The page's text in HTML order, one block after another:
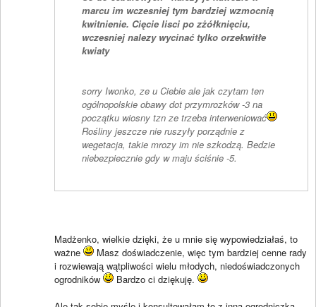
marcu im wczesniej tym bardziej wzmocnią
kwitnienie. Cięcie lisci po zżółknięciu,
wczesniej nalezy wycinać tylko orzekwitłe
kwiaty
sorry Iwonko, ze u Ciebie ale jak czytam ten
ogólnopolskie obawy dot przymrozków -3 na
początku wiosny tzn ze trzeba interweniować
Rośliny jeszcze nie ruszyły porządnie z
wegetacja, takie mrozy im nie szkodzą. Bedzie
niebezpiecznie gdy w maju ściśnie -5.
Madżenko, wielkie dzięki, że u mnie się wypowiedziałaś, to
ważne
Masz doświadczenie, więc tym bardziej cenne rady
i rozwiewają wątpliwości wielu młodych, niedoświadczonych
ogrodników
Bardzo ci dziękuję.